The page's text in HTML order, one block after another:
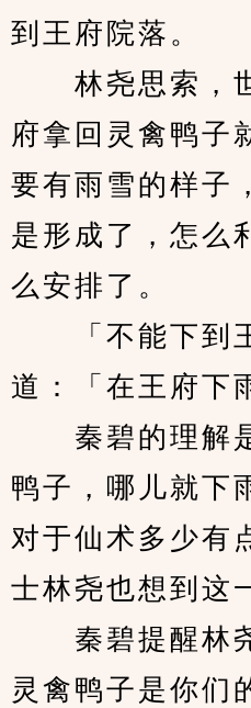
到王府院落。
林尧思索，世
府拿回灵禽鸭子
要有雨雪的样子
是形成了，怎么
么安排了。
「不能下到
道：「在王府下
秦碧的理解是
鸭子，哪儿就下
对于仙术多少有
士林尧也想到这
秦碧提醒林尧
灵禽鸭子是你们